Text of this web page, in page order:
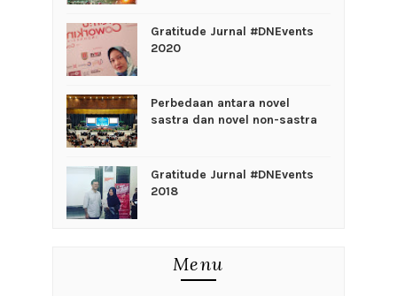
Gratitude Jurnal #DNEvents
2020
Perbedaan antara novel
sastra dan novel non-sastra
Gratitude Jurnal #DNEvents
2018
Menu